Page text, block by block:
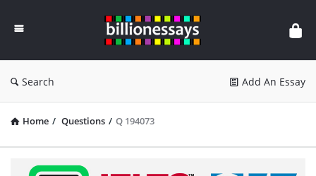
Essays
Search Add An Essay
Home / Questions / Q 194073